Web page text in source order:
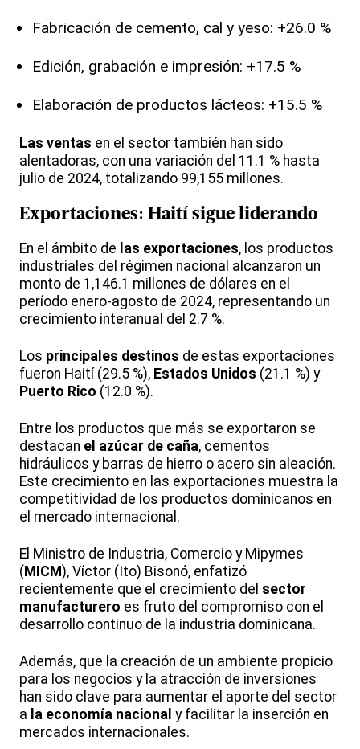
Fabricación de cemento, cal y yeso: +26.0 %
Edición, grabación e impresión: +17.5 %
Elaboración de productos lácteos: +15.5 %
Las ventas en el sector también han sido
alentadoras, con una variación del 11.1 % hasta
julio de 2024, totalizando 99,155 millones.
Exportaciones: Haití sigue liderando
En el ámbito de las exportaciones, los productos
industriales del régimen nacional alcanzaron un
monto de 1,146.1 millones de dólares en el
período enero-agosto de 2024, representando un
crecimiento interanual del 2.7 %.
Los principales destinos de estas exportaciones
fueron Haití (29.5 %), Estados Unidos (21.1 %) y
Puerto Rico (12.0 %).
Entre los productos que más se exportaron se
destacan el azúcar de caña, cementos
hidráulicos y barras de hierro o acero sin aleación.
Este crecimiento en las exportaciones muestra la
competitividad de los productos dominicanos en
el mercado internacional.
El Ministro de Industria, Comercio y Mipymes
( MICM ), Víctor (Ito) Bisonó, enfatizó
recientemente que el crecimiento del sector
manufacturero es fruto del compromiso con el
desarrollo continuo de la industria dominicana.
Además, que la creación de un ambiente propicio
para los negocios y la atracción de inversiones
han sido clave para aumentar el aporte del sector
a la economía nacional y facilitar la inserción en
mercados internacionales.